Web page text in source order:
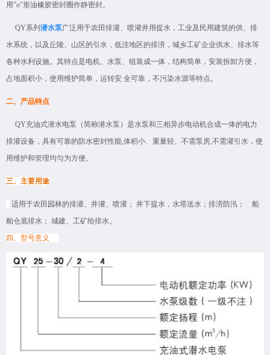
用"o"形油橡胶密封圈作静密封。
QY系列 潜水泵广泛用于农田排灌、喷灌井用提水，工业及民用建筑的供、排
水系统，以及丘陵、山区的引水，低洼地区的排涝，城乡工矿企业供水、排水等
各种水利设施。其特点是电机、水泵、组装成一体，结构简单，安装拆卸方便，
占地面积小，使用维护简单，运转安 全可靠，不污染水源等特点。
二、产品特点
QY充油式潜水电泵（简称潜水泵）是水泵和三相异步电动机合成一体的电力
排灌设备，具有可靠的防水密封性能,体积小、重量轻、不需泵房,不需灌引水，使
用维护和管理均匀为方便。
三、主要用途
适用于农田园林的排灌、井灌、喷灌； 井下提水，水塔送水；排涝防汛； 船
舶仓底排水； 城建、工矿给排水。
四、 型号意义